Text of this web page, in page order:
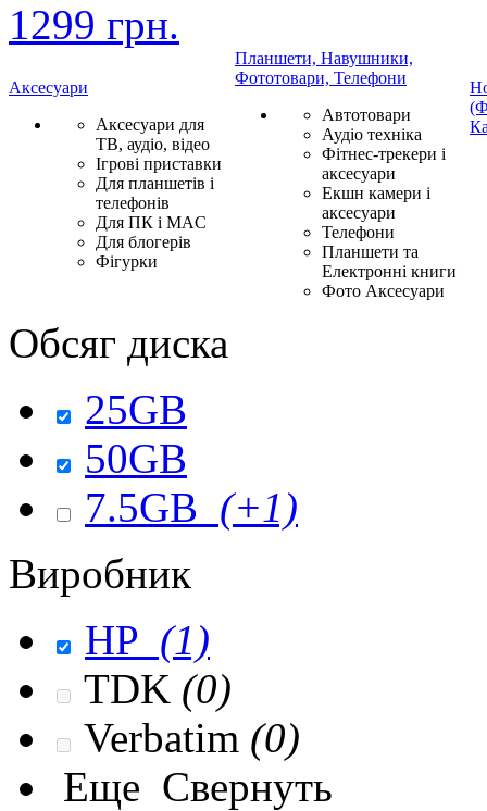
1299 грн.
Аксесуари
Аксесуари для
ТВ, аудіо, відео
Ігрові приставки
Для планшетів і
телефонів
Для ПК і MAC
Для блогерів
Фігурки
Планшети, Навушники,
Фототовари, Телефони
Автотовари
Аудіо техніка
Фітнес-трекери і
аксесуари
Екшн камери і
аксесуари
Телефони
Планшети та
Електронні книги
Фото Аксесуари
Обсяг диска
25GB
50GB
7.5GB (+1)
Виробник
HP (1)
TDK (0)
Verbatim (0)
Еще Свернуть